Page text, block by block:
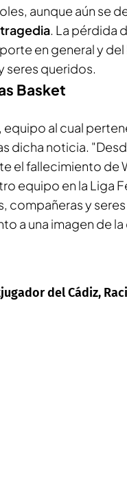
aunque aún se
tragedia. La pérdida
en general y
seres queridos.
Basket
al cual
dicha noticia.
el fallecimiento de
equipo en la Liga
compañeras y
a una imagen de la
del Cádiz,